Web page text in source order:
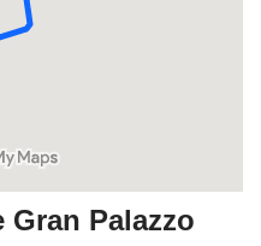
Gran Palazzo